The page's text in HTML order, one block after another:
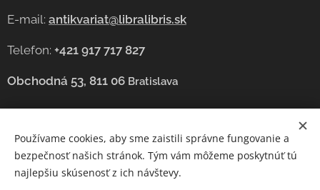
E-mail: antikvariat@libralibris.sk
Telefon: +421 917 717 827
Obchodná 53, 811 06 Bratislava
Cookies
Jazyky
Používame cookies, aby sme zaistili správne fungovanie a
bezpečnosť našich stránok. Tým vám môžeme poskytnúť tú
najlepšiu skúsenosť z ich návštevy.